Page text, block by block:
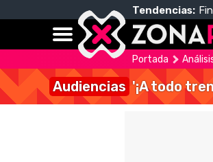
Tendencias:
Portada
Audiencias '¡A todo